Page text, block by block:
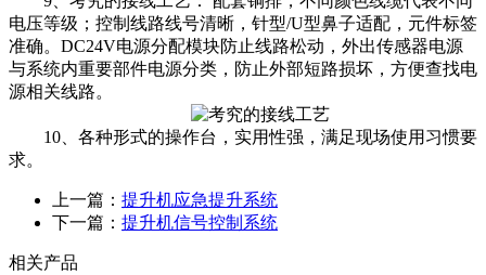
电压等级；控制线路线号清晰，针型/U型鼻子适配，元件标签
准确。DC24V电源分配模块防止线路松动，外出传感器电源
与系统内重要部件电源分类，防止外部短路损坏，方便查找电
源相关线路。
10、各种形式的操作台，实用性强，满足现场使用习惯要
求。
上一篇： 提升机应急提升系统
下一篇： 提升机信号控制系统
相关产品